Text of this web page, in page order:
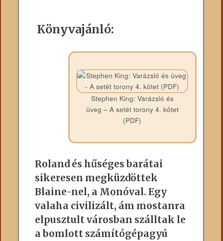
Könyvajánló:
Stephen King: Varázsló és
üveg – A setét torony 4. kötet
(PDF)
Roland és hűséges barátai
sikeresen megküzdöttek
Blaine-nel, a Monóval. Egy
valaha civilizált, ám mostanra
elpusztult városban szálltak le
a bomlott számítógépagyú